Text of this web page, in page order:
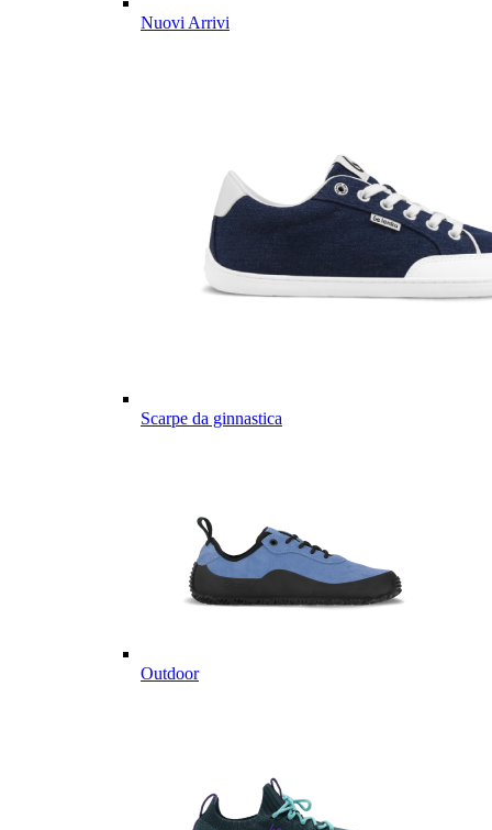
Nuovi Arrivi
Scarpe da ginnastica
Outdoor